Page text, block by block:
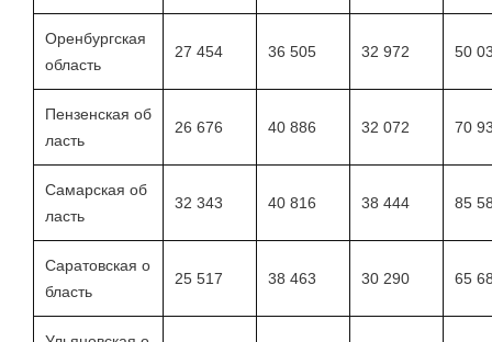
Оренбургская
область
27 454 36 505 32 972 50
Пензенская об
ласть
26 676 40 886 32 072 70
Самарская об
ласть
32 343 40 816 38 444 85
Саратовская о
бласть
25 517 38 463 30 290 65